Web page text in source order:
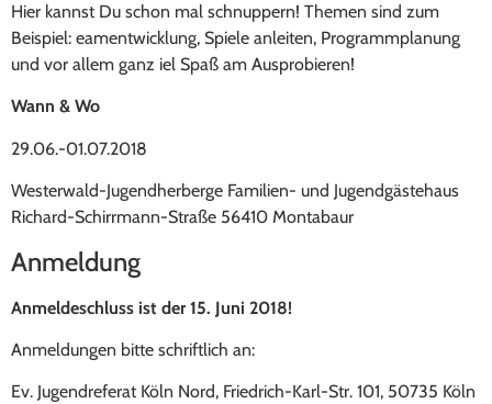
Hier kannst Du schon mal schnuppern! Themen sind zum
Beispiel: eamentwicklung, Spiele anleiten, Programmplanung
und vor allem ganz iel Spaß am Ausprobieren!
Wann & Wo
29.06.-01.07.2018
Westerwald-Jugendherberge Familien- und Jugendgästehaus
Richard-Schirrmann-Straße 56410 Montabaur
Anmeldung
Anmeldeschluss ist der 15. Juni 2018!
Anmeldungen bitte schriftlich an:
Ev. Jugendreferat Köln Nord, Friedrich-Karl-Str. 101, 50735 Köln